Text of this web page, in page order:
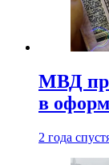
МВД
в
2 года